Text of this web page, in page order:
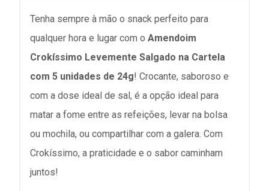
Tenha sempre à mão o snack perfeito para
qualquer hora e lugar com o Amendoim
Crokíssimo Levemente Salgado na Cartela
com 5 unidades de 24g! Crocante, saboroso e
com a dose ideal de sal, é a opção ideal para
matar a fome entre as refeições, levar na bolsa
ou mochila, ou compartilhar com a galera. Com
Crokíssimo, a praticidade e o sabor caminham
juntos!